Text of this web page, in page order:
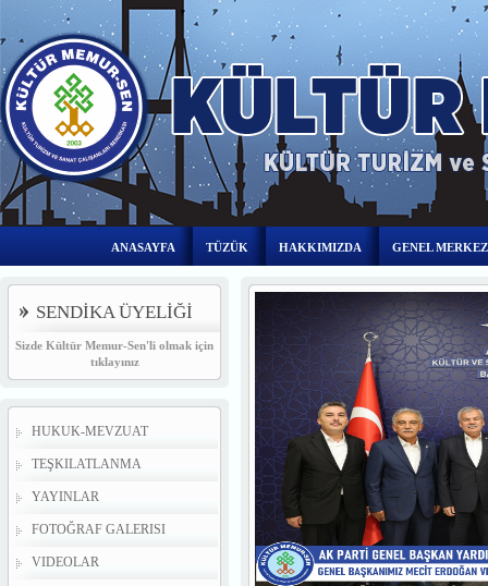
ANASAYFA TÜZÜK HAKKIMIZDA GENEL
SENDİKA ÜYELİĞİ
Sizde Kültür Memur-Sen'li olmak için
tıklayınız
HUKUK-MEVZUAT
TEŞKILATLANMA
YAYINLAR
FOTOĞRAF GALERISI
VIDEOLAR